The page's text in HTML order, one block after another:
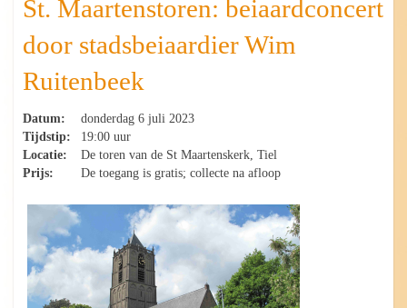
St. Maartenstoren: beiaardconcert
door stadsbeiaardier Wim
Ruitenbeek
Datum:
donderdag 6 juli 2023
Tijdstip:
19:00 uur
Locatie:
De toren van de St Maartenskerk, Tiel
Prijs:
De toegang is gratis; collecte na afloop